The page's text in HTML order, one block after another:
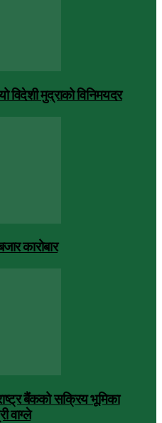
विदेशी मुद्राको विनिमयदर
कारोबार
बैंकको सक्रिय भूमिका
वाग्ले